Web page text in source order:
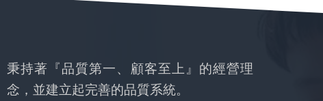
秉持著『品質第一、顧客至上』的經營理
念，並建立起完善的品質系統。